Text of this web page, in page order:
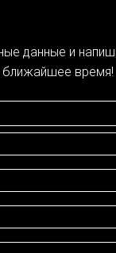
данные и
время!